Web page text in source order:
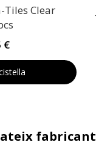
Tiles Clear
€
fabricant